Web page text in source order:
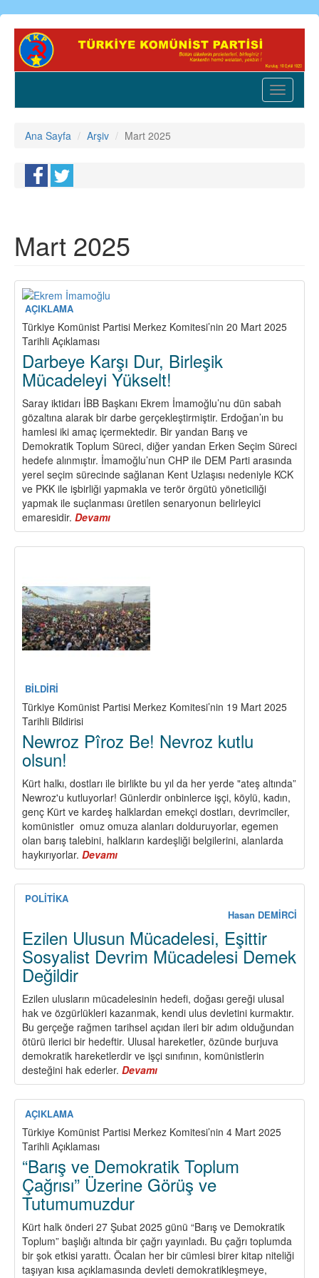
Ana
içeriğe
Toggle
Ana Sayfa Arşiv Mart 2025
Mart 2025
AÇIKLAMA
Türkiye Komünist Partisi Merkez Komitesi’nin 20 Mart 2025
Tarihli Açıklaması
Darbeye Karşı Dur, Birleşik
Mücadeleyi Yükselt!
Saray iktidarı İBB Başkanı Ekrem İmamoğlu’nu dün sabah
gözaltına alarak bir darbe gerçekleştirmiştir. Erdoğan’ın bu
hamlesi iki amaç içermektedir. Bir yandan Barış ve
Demokratik Toplum Süreci, diğer yandan Erken Seçim Süreci
hedefe alınmıştır. İmamoğlu’nun CHP ile DEM Parti arasında
yerel seçim sürecinde sağlanan Kent Uzlaşısı nedeniyle KCK
ve PKK ile işbirliği yapmakla ve terör örgütü yöneticiliği
yapmak ile suçlanması üretilen senaryonun belirleyici
emaresidir. Devamı
Darbeye
Karşı
Mücadeleyi
Yükselt!
BİLDİRİ
Türkiye Komünist Partisi Merkez Komitesi’nin 19 Mart 2025
Tarihli Bildirisi
Newroz Pîroz Be! Nevroz kutlu
olsun!
Kürt halkı, dostları ile birlikte bu yıl da her yerde "ateş altında”
Newroz'u kutluyorlar! Günlerdir onbinlerce işçi, köylü, kadın,
genç Kürt ve kardeş halklardan emekçi dostları, devrimciler,
komünistler omuz omuza alanları dolduruyorlar, egemen
olan barış talebini, halkların kardeşliği belgilerini, alanlarda
haykırıyorlar. Devamı
Newroz
Pîroz
olsun!
POLİTİKA
Hasan DEMİRCİ
Ezilen Ulusun Mücadelesi, Eşittir
Sosyalist Devrim Mücadelesi Demek
Değildir
Ezilen ulusların mücadelesinin hedefi, doğası gereği ulusal
hak ve özgürlükleri kazanmak, kendi ulus devletini kurmaktır.
Bu gerçeğe rağmen tarihsel açıdan ileri bir adım olduğundan
ötürü ilerici bir hedeftir. Ulusal hareketler, özünde burjuva
demokratik hareketlerdir ve işçi sınıfının, komünistlerin
desteğini hak ederler. Devamı
Ezilen
Ulusun
Eşittir
Sosyalist
Mücadelesi
Demek
Değildir
AÇIKLAMA
Türkiye Komünist Partisi Merkez Komitesi’nin 4 Mart 2025
Tarihli Açıklaması
“Barış ve Demokratik Toplum
Çağrısı” Üzerine Görüş ve
Tutumumuzdur
Kürt halk önderi 27 Şubat 2025 günü “Barış ve Demokratik
Toplum” başlığı altında bir çağrı yayınladı. Bu çağrı toplumda
bir şok etkisi yarattı. Öcalan her bir cümlesi birer kitap niteliği
taşıyan kısa açıklamasında devleti demokratikleşmeye,